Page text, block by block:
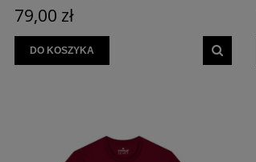
79,00 zł
DO KOSZYKA